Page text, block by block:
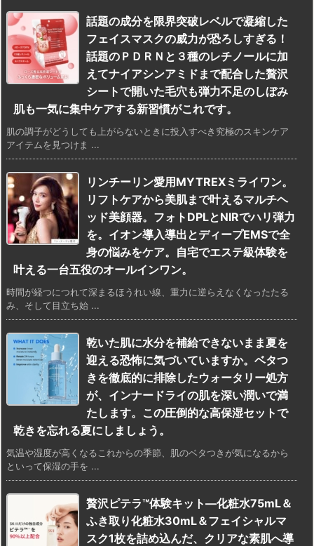
話題の成分を限界突破レベルで凝縮した
フェイスマスクの威力が恐ろしすぎる！
話題のＰＤＲＮと３種のレチノールに加
えてナイアシンアミドまで配合した贅沢
シートで開いた毛穴も弾力不足のしぼみ
肌も一気に集中ケアする新習慣がこれです。
肌の調子がどうしても上がらないときに投入すべき究極のスキンケア
アイテムを見つけま ...
リンチーリン愛用MYTREXミライワン。
リフトケアから美肌まで叶えるマルチヘ
ッド美顔器。フォトDPLとNIRでハリ弾力
を。イオン導入導出とディープEMSで全
身の悩みをケア。自宅でエステ級体験を
叶える一台五役のオールインワン。
時間が経つにつれて深まるほうれい線、重力に逆らえなくなったたる
み、そして目立ち始 ...
乾いた肌に水分を補給できないまま夏を
迎える恐怖に気づいていますか。ベタつ
きを徹底的に排除したウォータリー処方
が、インナードライの肌を深い潤いで満
たします。この圧倒的な高保湿セットで
乾きを忘れる夏にしましょう。
気温や湿度が高くなるこれからの季節、肌のベタつきが気になるから
といって保湿の手を ...
贅沢ピテラ™体験キット―化粧水75mL＆
ふき取り化粧水30mL＆フェイシャルマ
スク1枚を詰め込んだ、クリアな素肌へ導